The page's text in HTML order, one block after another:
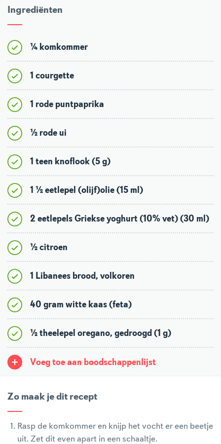
Ingrediënten
¼ komkommer
1 courgette
1 rode puntpaprika
½ rode ui
1 teen knoflook (5 g)
1 ½ eetlepel (olijf)olie (15 ml)
2 eetlepels Griekse yoghurt (10% vet) (30 ml)
½ citroen
1 Libanees brood, volkoren
40 gram witte kaas (feta)
½ theelepel oregano, gedroogd (1 g)
Voeg toe aan boodschappenlijst
Zo maak je dit recept
Rasp de komkommer en knijp het vocht er een beetje
uit. Zet dit even apart in een schaaltje.